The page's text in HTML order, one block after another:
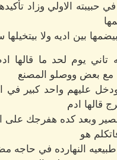
في حبيبته الاولي وزاد
بين اديه ولا
تاني يوم لحد ما قالها
مع بعض ووصلو المصنع
عليهم واحد كبير في
قالها ادم
وبعد كده هفرجك على
هو
النهارده في حاجه